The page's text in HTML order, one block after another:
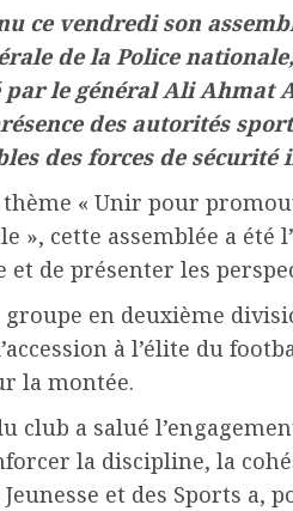
ce vendredi son
de la Police
le général Ali Ahmat
des autorités
des forces de sécurité
thème « Unir pour
», cette assemblée a été
et de présenter les
en deuxième
à l’élite du
la montée.
club a salué
la discipline, la
et des Sports a,